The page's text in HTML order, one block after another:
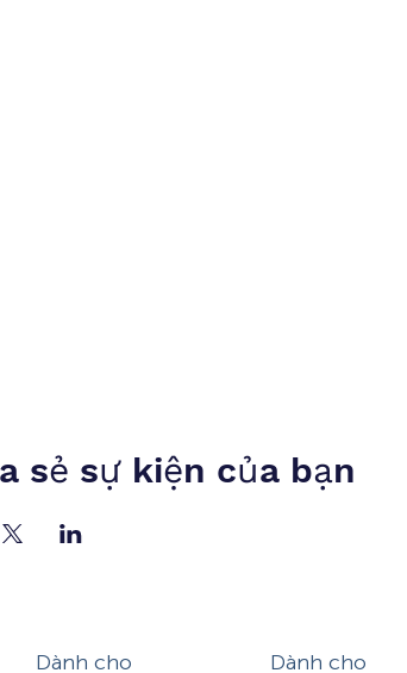
sẻ sự kiện của bạn
Dành cho Dành cho